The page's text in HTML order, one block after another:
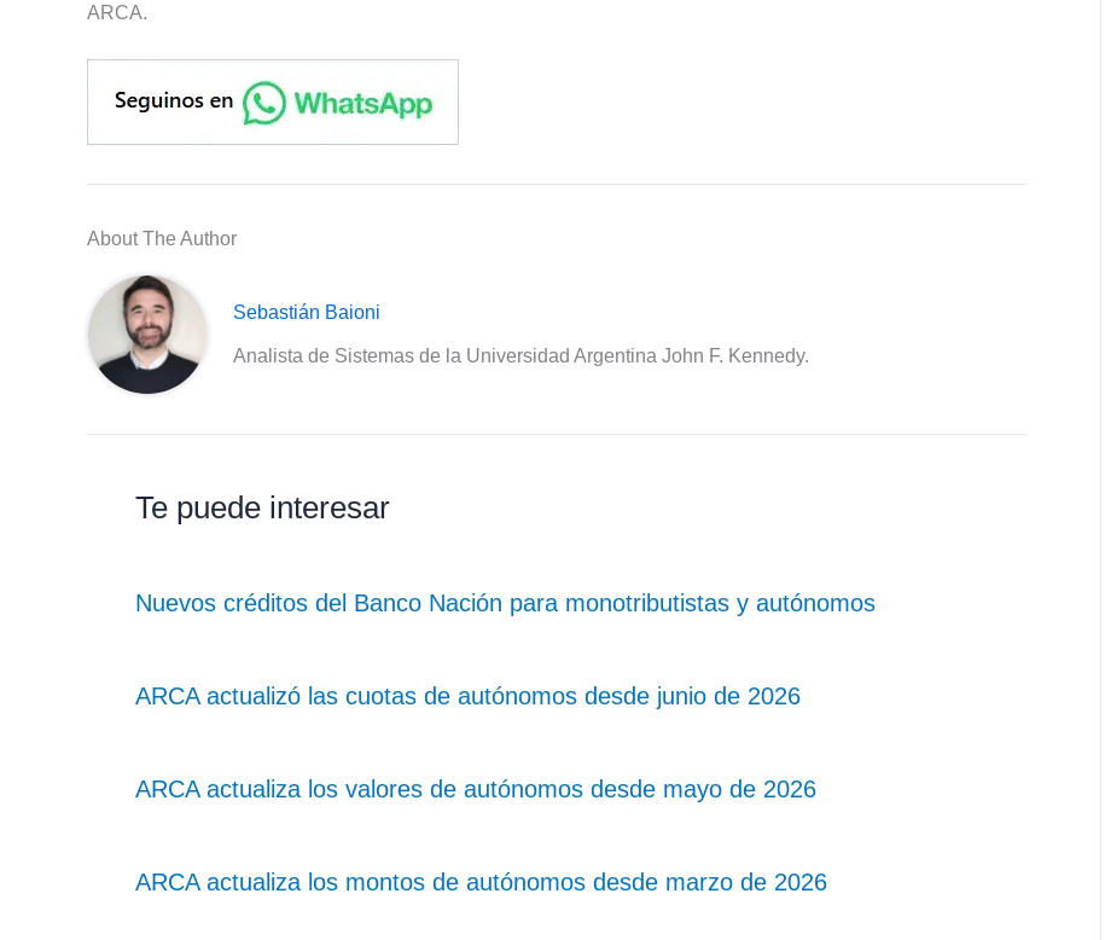
ARCA.
About The Author
Sebastián Baioni
Analista de Sistemas de la Universidad Argentina John F. Kennedy.
Te puede interesar
Nuevos créditos del Banco Nación para monotributistas y autónomos
ARCA actualizó las cuotas de autónomos desde junio de 2026
ARCA actualiza los valores de autónomos desde mayo de 2026
ARCA actualiza los montos de autónomos desde marzo de 2026